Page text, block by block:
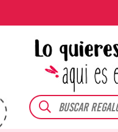
Buscar